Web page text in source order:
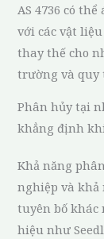
AS 4736 có
với các vật
thay thế cho
trường và quy
Phân hủy tại
khẳng định
Khả năng
nghiệp và
tuyên bố khác
hiệu như